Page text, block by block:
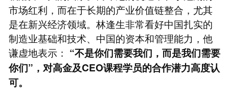
市场红利，而在于长期的产业价值链整合，尤其
是在新兴经济领域。林逢生非常看好中国扎实的
制造业基础和技术、中国的资本和管理能力，他
谦虚地表示： “不是你们需要我们，而是我们需要
你们”，对高金及CEO课程学员的合作潜力高度认
可。